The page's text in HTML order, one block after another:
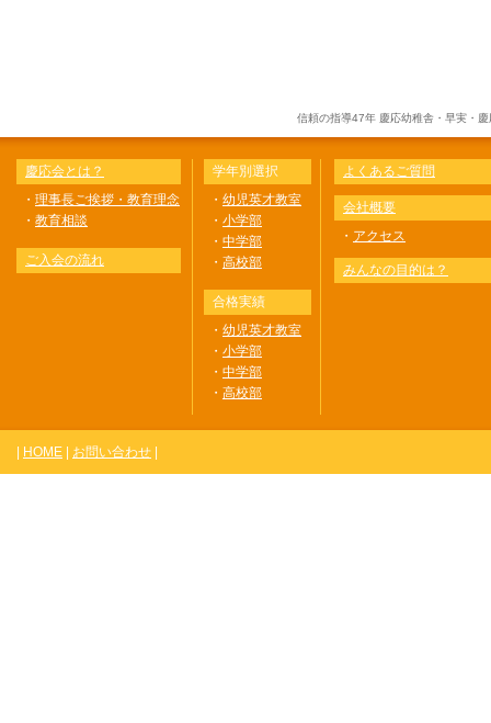
信頼の指導47年 慶応幼稚舎・早実・
慶応会とは？
・ 理事長ご挨拶・教育理念
・ 教育相談
ご入会の流れ
学年別選択
・ 幼児英才教室
・ 小学部
・ 中学部
・ 高校部
合格実績
・ 幼児英才教室
・ 小学部
・ 中学部
・ 高校部
よくあるご質問
会社概要
・ アクセス
みんなの目的は？
HOME お問い合わせ